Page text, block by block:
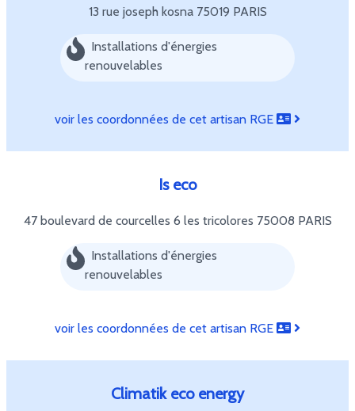
13 rue joseph kosna 75019 PARIS
Installations d'énergies
renouvelables
voir les coordonnées de cet artisan RGE
Is eco
47 boulevard de courcelles 6 les tricolores 75008 PARIS
Installations d'énergies
renouvelables
voir les coordonnées de cet artisan RGE
Climatik eco energy